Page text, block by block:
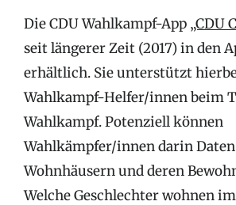
Die CDU Wahlkampf-App „CDU
seit längerer Zeit (2017) in den
erhältlich. Sie unterstützt
Wahlkampf-Helfer/innen beim
Wahlkampf. Potenziell können
Wahlkämpfer/innen darin
Wohnhäusern und deren
Welche Geschlechter wohnen